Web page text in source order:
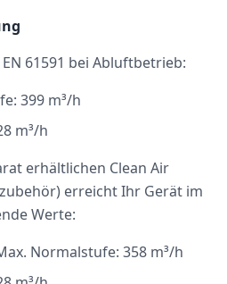
61591 bei Abluftbetrieb:
399 m³/h
m³/h
erhältlichen Clean Air
erreicht Ihr Gerät im
Werte:
Normalstufe: 358 m³/h